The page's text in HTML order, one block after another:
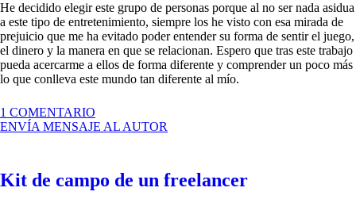
He decidido elegir este grupo de personas porque al no ser nada asidua
a este tipo de entretenimiento, siempre los he visto con esa mirada de
prejuicio que me ha evitado poder entender su forma de sentir el juego,
el dinero y la manera en que se relacionan. Espero que tras este trabajo
pueda acercarme a ellos de forma diferente y comprender un poco más
lo que conlleva este mundo tan diferente al mío.
1 COMENTARIO
JUGADORES
ENVÍA MENSAJE AL AUTOR
Kit de campo de un freelancer